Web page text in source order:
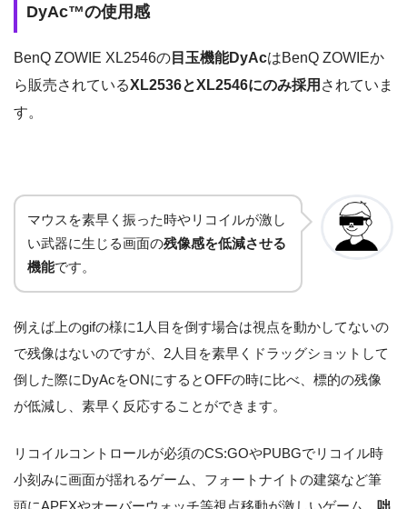
DyAc™の使用感
BenQ ZOWIE XL2546の 目玉機能DyAcはBenQ ZOWIEか
ら販売されているXL2536とXL2546にのみ採用 されていま
す。
マウスを素早く振った時やリコイルが激し
い武器に生じる画面の残像感を低減させる
機能です。
例えば上のgifの様に1人目を倒す場合は視点を動かしてないの
で残像はないのですが、2人目を素早くドラッグショットして
倒した際にDyAcをONにするとOFFの時に比べ、標的の残像
が低減し、素早く反応することができます。
リコイルコントロールが必須のCS:GOやPUBGでリコイル時
小刻みに画面が揺れるゲーム、フォートナイトの建築など筆
頭にAPEXやオーバーウォッチ等視点移動が激しいゲーム、 咄